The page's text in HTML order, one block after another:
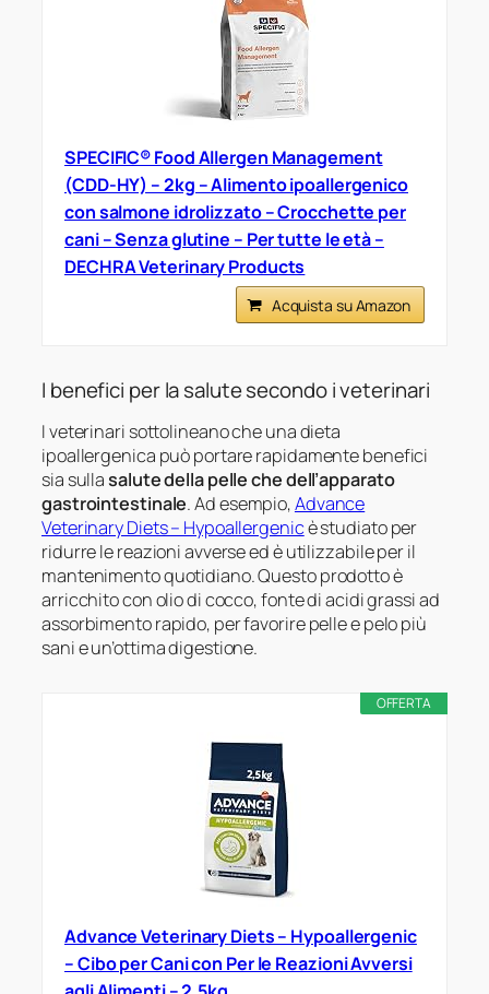
SPECIFIC® Food Allergen Management
(CDD-HY) – 2kg – Alimento ipoallergenico
con salmone idrolizzato – Crocchette per
cani – Senza glutine – Per tutte le età –
DECHRA Veterinary Products
Acquista su Amazon
I benefici per la salute secondo i veterinari
I veterinari sottolineano che una dieta
ipoallergenica può portare rapidamente benefici
sia sullasalute della pelle che dell’apparato
gastrointestinale. Ad esempio,Advance
Veterinary Diets – Hypoallergenicè studiato per
ridurre le reazioni avverse ed è utilizzabile per il
mantenimento quotidiano. Questo prodotto è
arricchito con olio di cocco, fonte di acidi grassi ad
assorbimento rapido, per favorire pelle e pelo più
sani e un’ottima digestione.
OFFERTA
Advance Veterinary Diets – Hypoallergenic
– Cibo per Cani con Per le Reazioni Avversi